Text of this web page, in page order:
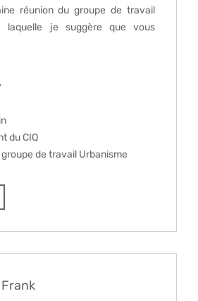
réunion du groupe de travail
laquelle je suggère que vous
du CIQ
de travail Urbanisme